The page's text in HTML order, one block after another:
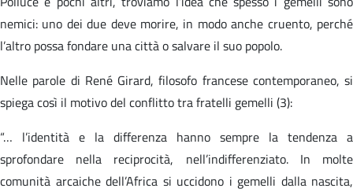
nemici: uno dei due deve morire, in modo anche cruento, perché
l’altro possa fondare una città o salvare il suo popolo.
Nelle parole di René Girard, filosofo francese contemporaneo, si
spiega così il motivo del conflitto tra fratelli gemelli (3):
“… l’identità e la differenza hanno sempre la tendenza a
sprofondare nella reciprocità, nell’indifferenziato. In molte
comunità arcaiche dell’Africa si uccidono i gemelli dalla nascita,